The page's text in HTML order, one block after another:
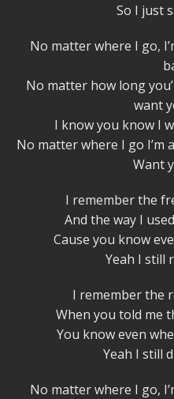
So I just
No matter where I go,
No matter how long
want
I know you know I
No matter where I go I’m
Want
I remember the
And the way I
Cause you know
Yeah I still
I remember the
When you told me
You know even
Yeah I still
No matter where I go,